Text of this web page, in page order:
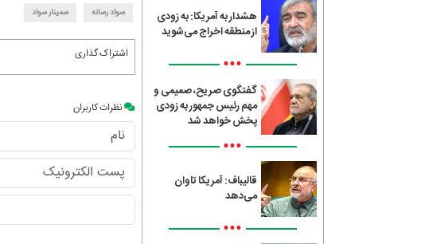
هشدار به آمریکا: به زودی
از منطقه اخراج می‌شوید
•••
گفتگوی صریح، صمیمی و
مهم رئیس جمهور به زودی
پخش خواهد شد
•••
قالیباف: آمریکا تاوان
می‌دهد
•••
سواد رسانه سمینار سواد
اشتراک گذاری
نظرات کاربران